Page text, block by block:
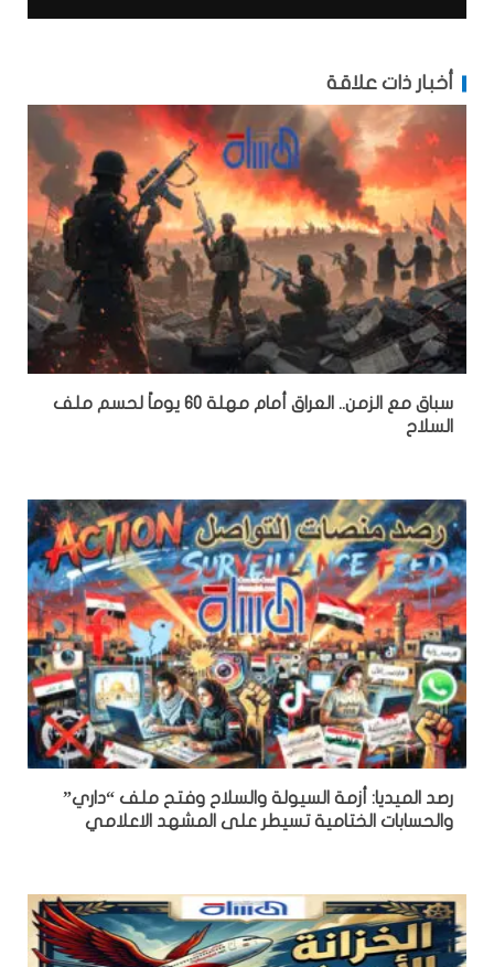
أخبار ذات علاقة
سباق مع الزمن.. العراق أمام مهلة 60 يوماً لحسم ملف
السلاح
رصد الميديا: أزمة السيولة والسلاح وفتح ملف “داري”
والحسابات الختامية تسيطر على المشهد الاعلامي